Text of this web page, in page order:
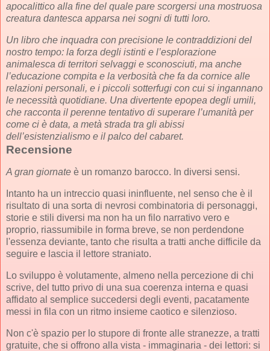
apocalittico alla fine del quale pare scorgersi una mostruosa
creatura dantesca apparsa nei sogni di tutti loro.
Un libro che inquadra con precisione le contraddizioni del
nostro tempo: la forza degli istinti e l’esplorazione
animalesca di territori selvaggi e sconosciuti, ma anche
l’educazione compita e la verbosità che fa da cornice alle
relazioni personali, e i piccoli sotterfugi con cui si ingannano
le necessità quotidiane. Una divertente epopea degli umili,
che racconta il perenne tentativo di superare l’umanità per
come ci è data, a metà strada tra gli abissi
dell’esistenzialismo e il palco del cabaret.
Recensione
A gran giornate è un romanzo barocco. In diversi sensi.
Intanto ha un intreccio quasi ininfluente, nel senso che è il
risultato di una sorta di nevrosi combinatoria di personaggi,
storie e stili diversi ma non ha un filo narrativo vero e
proprio, riassumibile in forma breve, se non perdendone
l'essenza deviante, tanto che risulta a tratti anche difficile da
seguire e lascia il lettore straniato.
Lo sviluppo è volutamente, almeno nella percezione di chi
scrive, del tutto privo di una sua coerenza interna e quasi
affidato al semplice succedersi degli eventi, pacatamente
messi in fila con un ritmo insieme caotico e silenzioso.
Non c'è spazio per lo stupore di fronte alle stranezze, a tratti
gratuite, che si offrono alla vista - immaginaria - dei lettori: si